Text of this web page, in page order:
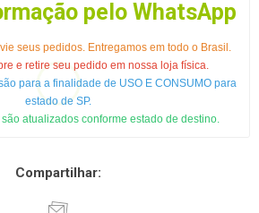
pelo WhatsApp
seus pedidos. Entregamos em todo o Brasil.
e retire seu pedido em nossa loja física.
para a finalidade de USO E CONSUMO para
estado de SP.
atualizados conforme estado de destino.
Compartilhar: